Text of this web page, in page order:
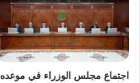
اجتماع مجلس الوزراء في موعده